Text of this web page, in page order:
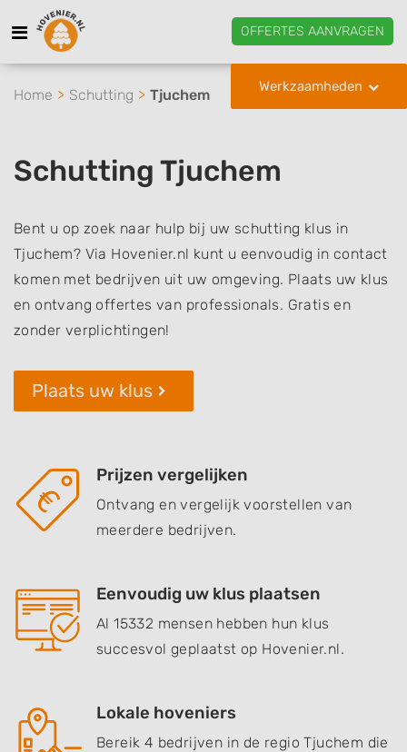
OFFERTES AANVRAGEN
Werkzaamheden
Home Schutting Tjuchem
Schutting Tjuchem
Bent u op zoek naar hulp bij uw schutting klus in
Tjuchem? Via Hovenier.nl kunt u eenvoudig in contact
komen met bedrijven uit uw omgeving. Plaats uw klus
en ontvang offertes van professionals. Gratis en
zonder verplichtingen!
Plaats uw klus
Prijzen vergelijken
Ontvang en vergelijk voorstellen van
meerdere bedrijven.
Eenvoudig uw klus plaatsen
Al 15332 mensen hebben hun klus
succesvol geplaatst op Hovenier.nl.
Lokale hoveniers
Bereik 4 bedrijven in de regio Tjuchem die